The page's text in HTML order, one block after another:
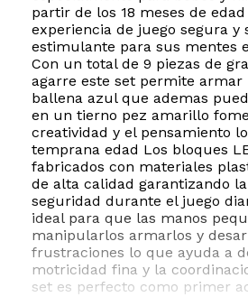
partir de los 18 meses de
experiencia de juego segura y
estimulante para sus mentes
Con un total de 9 piezas de
agarre este set permite armar
ballena azul que ademas
en un tierno pez amarillo
creatividad y el pensamiento
temprana edad Los bloques
fabricados con materiales
de alta calidad garantizando
seguridad durante el juego
ideal para que las manos
manipularlos armarlos y
frustraciones lo que ayuda a
motricidad fina y la
set es perfecto como primer